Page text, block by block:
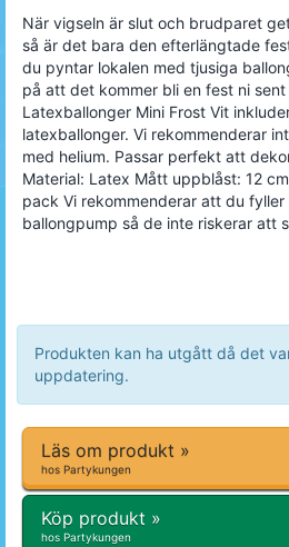
När vigseln är slut och brudparet
så är det bara den efterlängtade
du pyntar lokalen med tjusiga
på att det kommer bli en fest ni
Latexballonger Mini Frost Vit
latexballonger. Vi rekommenderar
med helium. Passar perfekt att
Material: Latex Mått uppblåst: 12
pack Vi rekommenderar att du
ballongpump så de inte riskerar att
Produkten kan ha utgått då det
uppdatering.
Läs om produkt »
hos Partykungen
Köp produkt »
hos Partykungen